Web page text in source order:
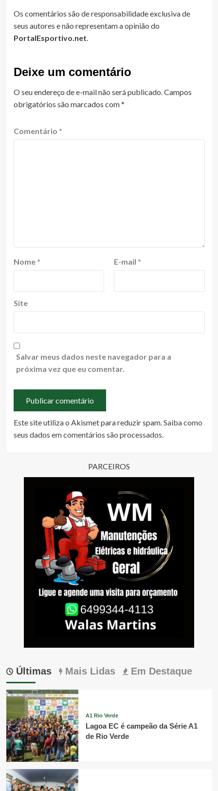
Os comentários são de responsabilidade exclusiva de
seus autores e não representam a opinião do
PortalEsportivo.net.
Deixe um comentário
O seu endereço de e-mail não será publicado.Campos
obrigatórios são marcados com*
Comentário *
Nome * E-mail *
Site
Salvar meus dados neste navegador para a
próxima vez que eu comentar.
Este site utiliza o Akismet para reduzir spam.Saiba como
seus dados em comentários são processados.
PARCEIROS
Últimas Mais Lidas Em Destaque
A1 Rio Verde
Lagoa EC é campeão da Série A1
de Rio Verde